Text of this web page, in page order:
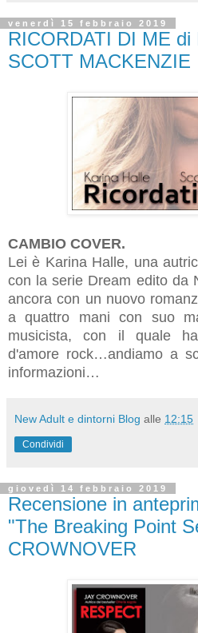
venerdì 15 febbraio 2019
RICORDATI DI ME
SCOTT MACKENZIE
CAMBIO COVER.
Lei è Karina Halle, una
con la serie Dream edito da
ancora con un nuovo
a quattro mani con suo
musicista, con il quale
d'amore rock…andiamo a
informazioni…
New Adult e dintorni Blog alle 12:15
Condividi
giovedì 14 febbraio 2019
Recensione in
"The Breaking Point
CROWNOVER